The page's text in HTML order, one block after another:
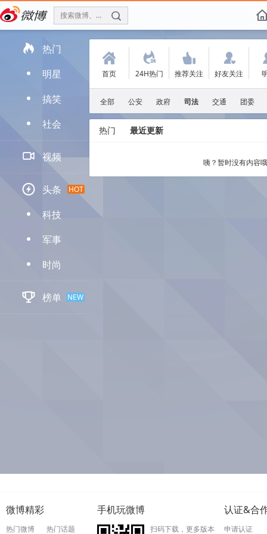
搜索微博、找人 f
 热门
D 明星
D 搞笑
D 社会
 视频
 头条 HOT
D 科技
D 军事
D 时尚
 榜单 NEW
(
首页
.
24H热门
'
推荐关注
:
好友关注
全部 公安 政府 司法 交通 团委
热门 最近更新
咦？暂时没有内容
微博精彩
热门微博 热门话题
手机玩微博
扫码下载，更多版本
认证&合
申请认证